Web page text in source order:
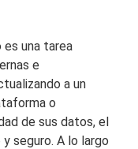
una tarea
e
a un
o
de sus datos, el
seguro. A lo largo